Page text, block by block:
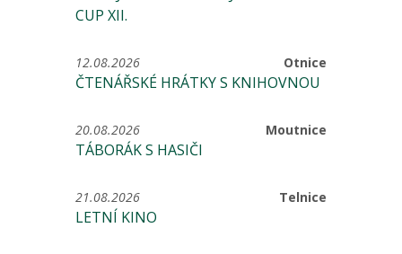
CUP XII.
Otnice
12.08.2026
ČTENÁŘSKÉ HRÁTKY S KNIHOVNOU
Moutnice
20.08.2026
TÁBORÁK S HASIČI
Telnice
21.08.2026
LETNÍ KINO